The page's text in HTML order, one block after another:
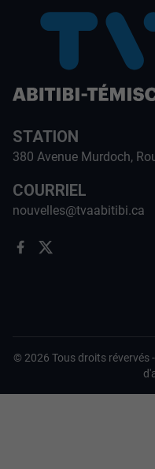
STATION
380 Avenue Murdoch,
COURRIEL
nouvelles@tvaabitibi.ca
© 2026 Tous droits révervés -